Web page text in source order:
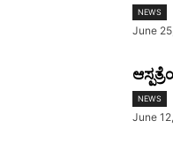
NEWS
June
NEWS
June